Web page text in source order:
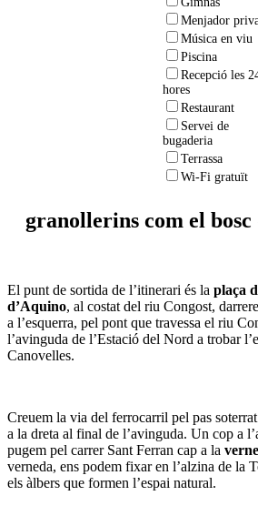
Menjador
Música en viu
Piscina
Recepció les
hores
Restaurant
Servei de
bugaderia
Terrassa
Wi-Fi gratuït
granollerins com el bosc
El punt de sortida de l’itinerari és la plaça
d’Aquino, al costat del riu Congost,
a l’esquerra, pel pont que travessa el riu
l’avinguda de l’Estació del Nord a trobar
Canovelles.
Creuem la via del ferrocarril pel pas
a la dreta al final de l’avinguda. Un cop a
pugem pel carrer Sant Ferran cap a la
verneda, ens podem fixar en l’alzina de la
els àlbers que formen l’espai natural.